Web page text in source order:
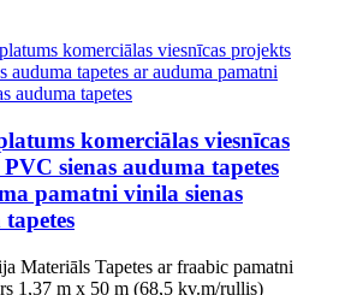
komerciālas viesnīcas
sienas auduma tapetes
pamatni vinila sienas
Materiāls Tapetes ar fraabic pamatni
1,37 m x 50 m (68,5 kv.m/rullis)